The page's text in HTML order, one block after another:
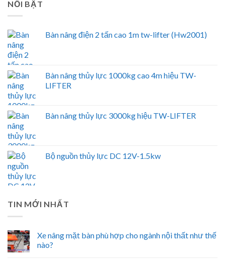
NỔI BẬT
Bàn nâng điện 2 tấn cao 1m tw-lifter (Hw2001)
Bàn nâng thủy lực 1000kg cao 4m hiệu TW-
LIFTER
Bàn nâng thủy lực 3000kg hiệu TW-LIFTER
Bộ nguồn thủy lực DC 12V-1.5kw
TIN MỚI NHẤT
Xe nâng mặt bàn phù hợp cho ngành nội thất như thế
nào?